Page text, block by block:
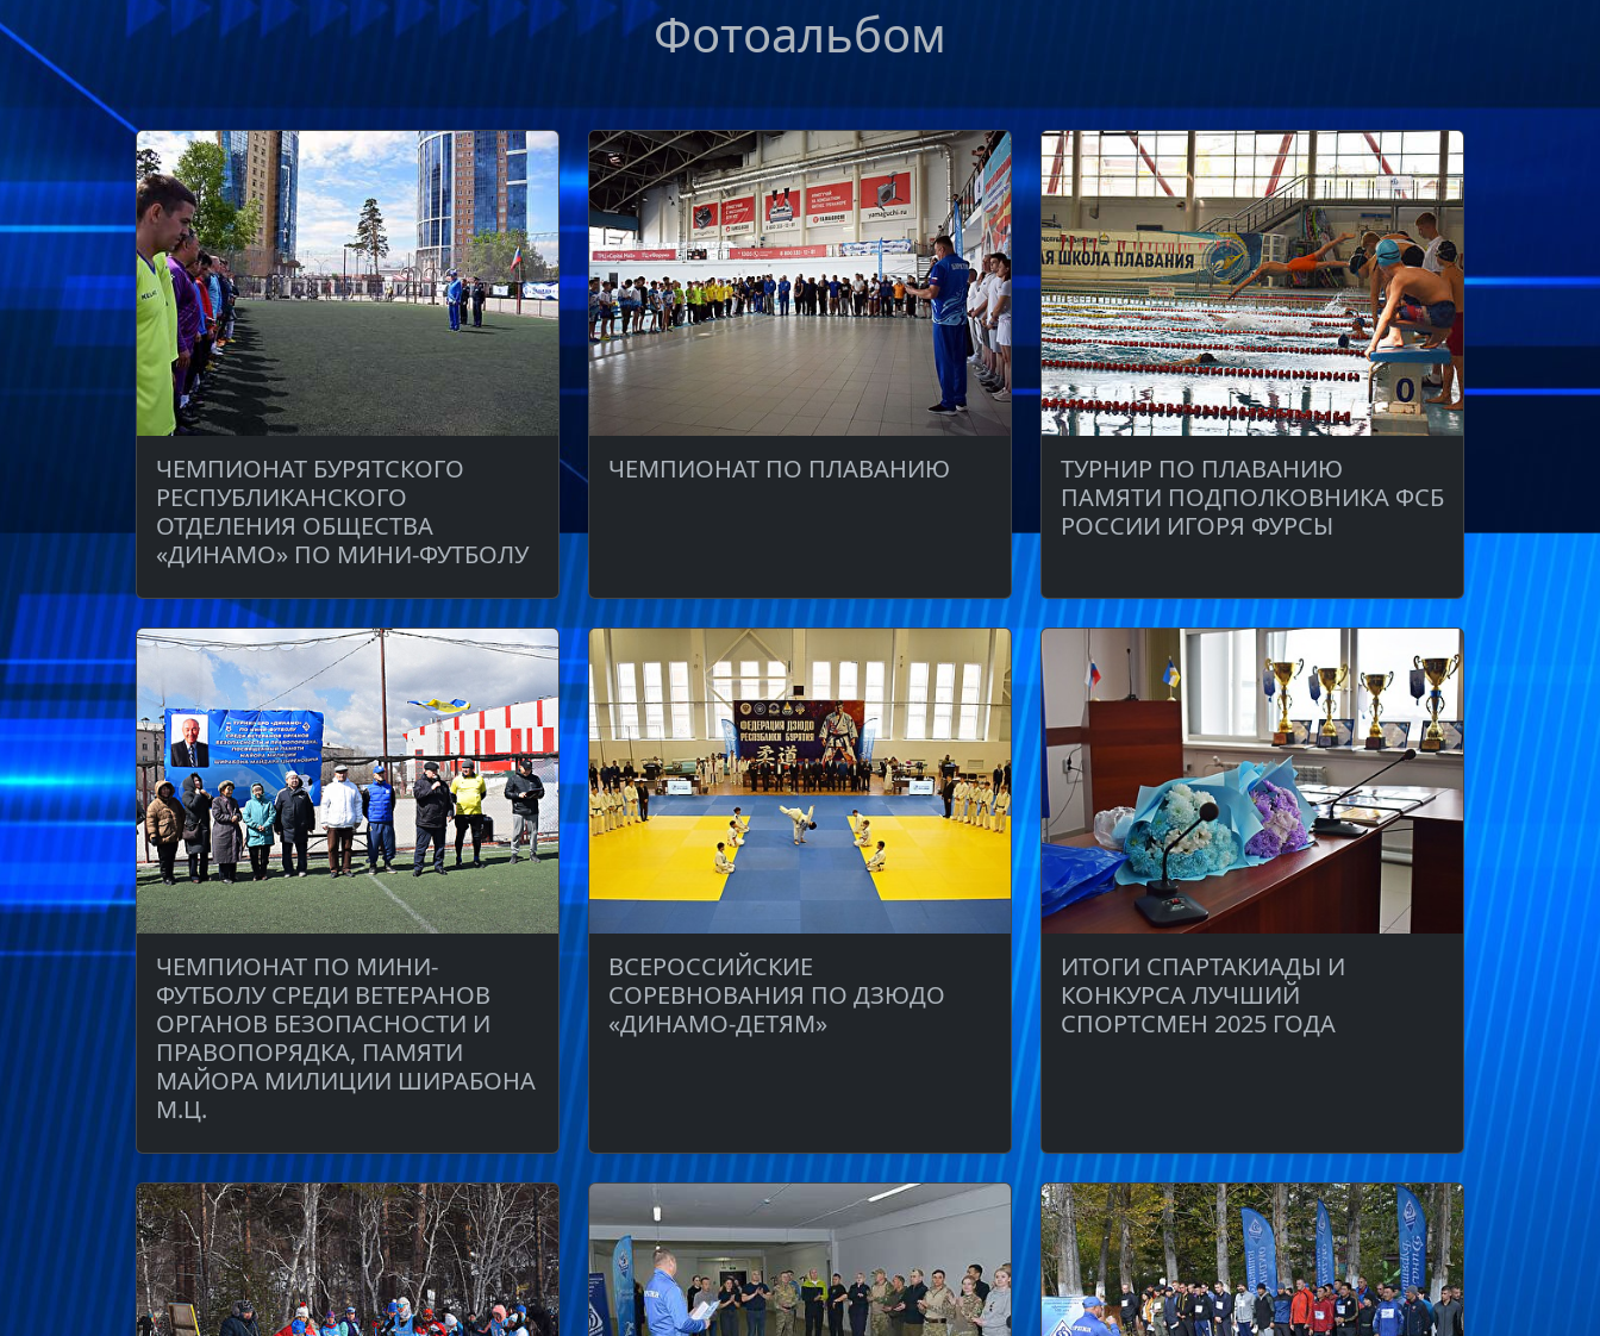
Фотоальбом
ЧЕМПИОНАТ БУРЯТСКОГО
РЕСПУБЛИКАНСКОГО
ОТДЕЛЕНИЯ ОБЩЕСТВА
«ДИНАМО» ПО МИНИ-ФУТБОЛУ
ЧЕМПИОНАТ ПО ПЛАВАНИЮ
ТУРНИР ПО ПЛАВАНИЮ
ПАМЯТИ ПОДПОЛКОВНИКА ФСБ
РОССИИ ИГОРЯ ФУРСЫ
ЧЕМПИОНАТ ПО МИНИ-
ФУТБОЛУ СРЕДИ ВЕТЕРАНОВ
ОРГАНОВ БЕЗОПАСНОСТИ И
ПРАВОПОРЯДКА, ПАМЯТИ
МАЙОРА МИЛИЦИИ ШИРАБОНА
М.Ц.
ВСЕРОССИЙСКИЕ
СОРЕВНОВАНИЯ ПО ДЗЮДО
«ДИНАМО-ДЕТЯМ»
ИТОГИ СПАРТАКИАДЫ И
КОНКУРСА ЛУЧШИЙ
СПОРТСМЕН 2025 ГОДА